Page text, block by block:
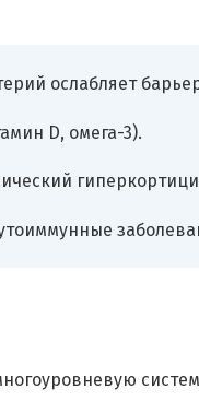
ослабляет
D, омега-3).